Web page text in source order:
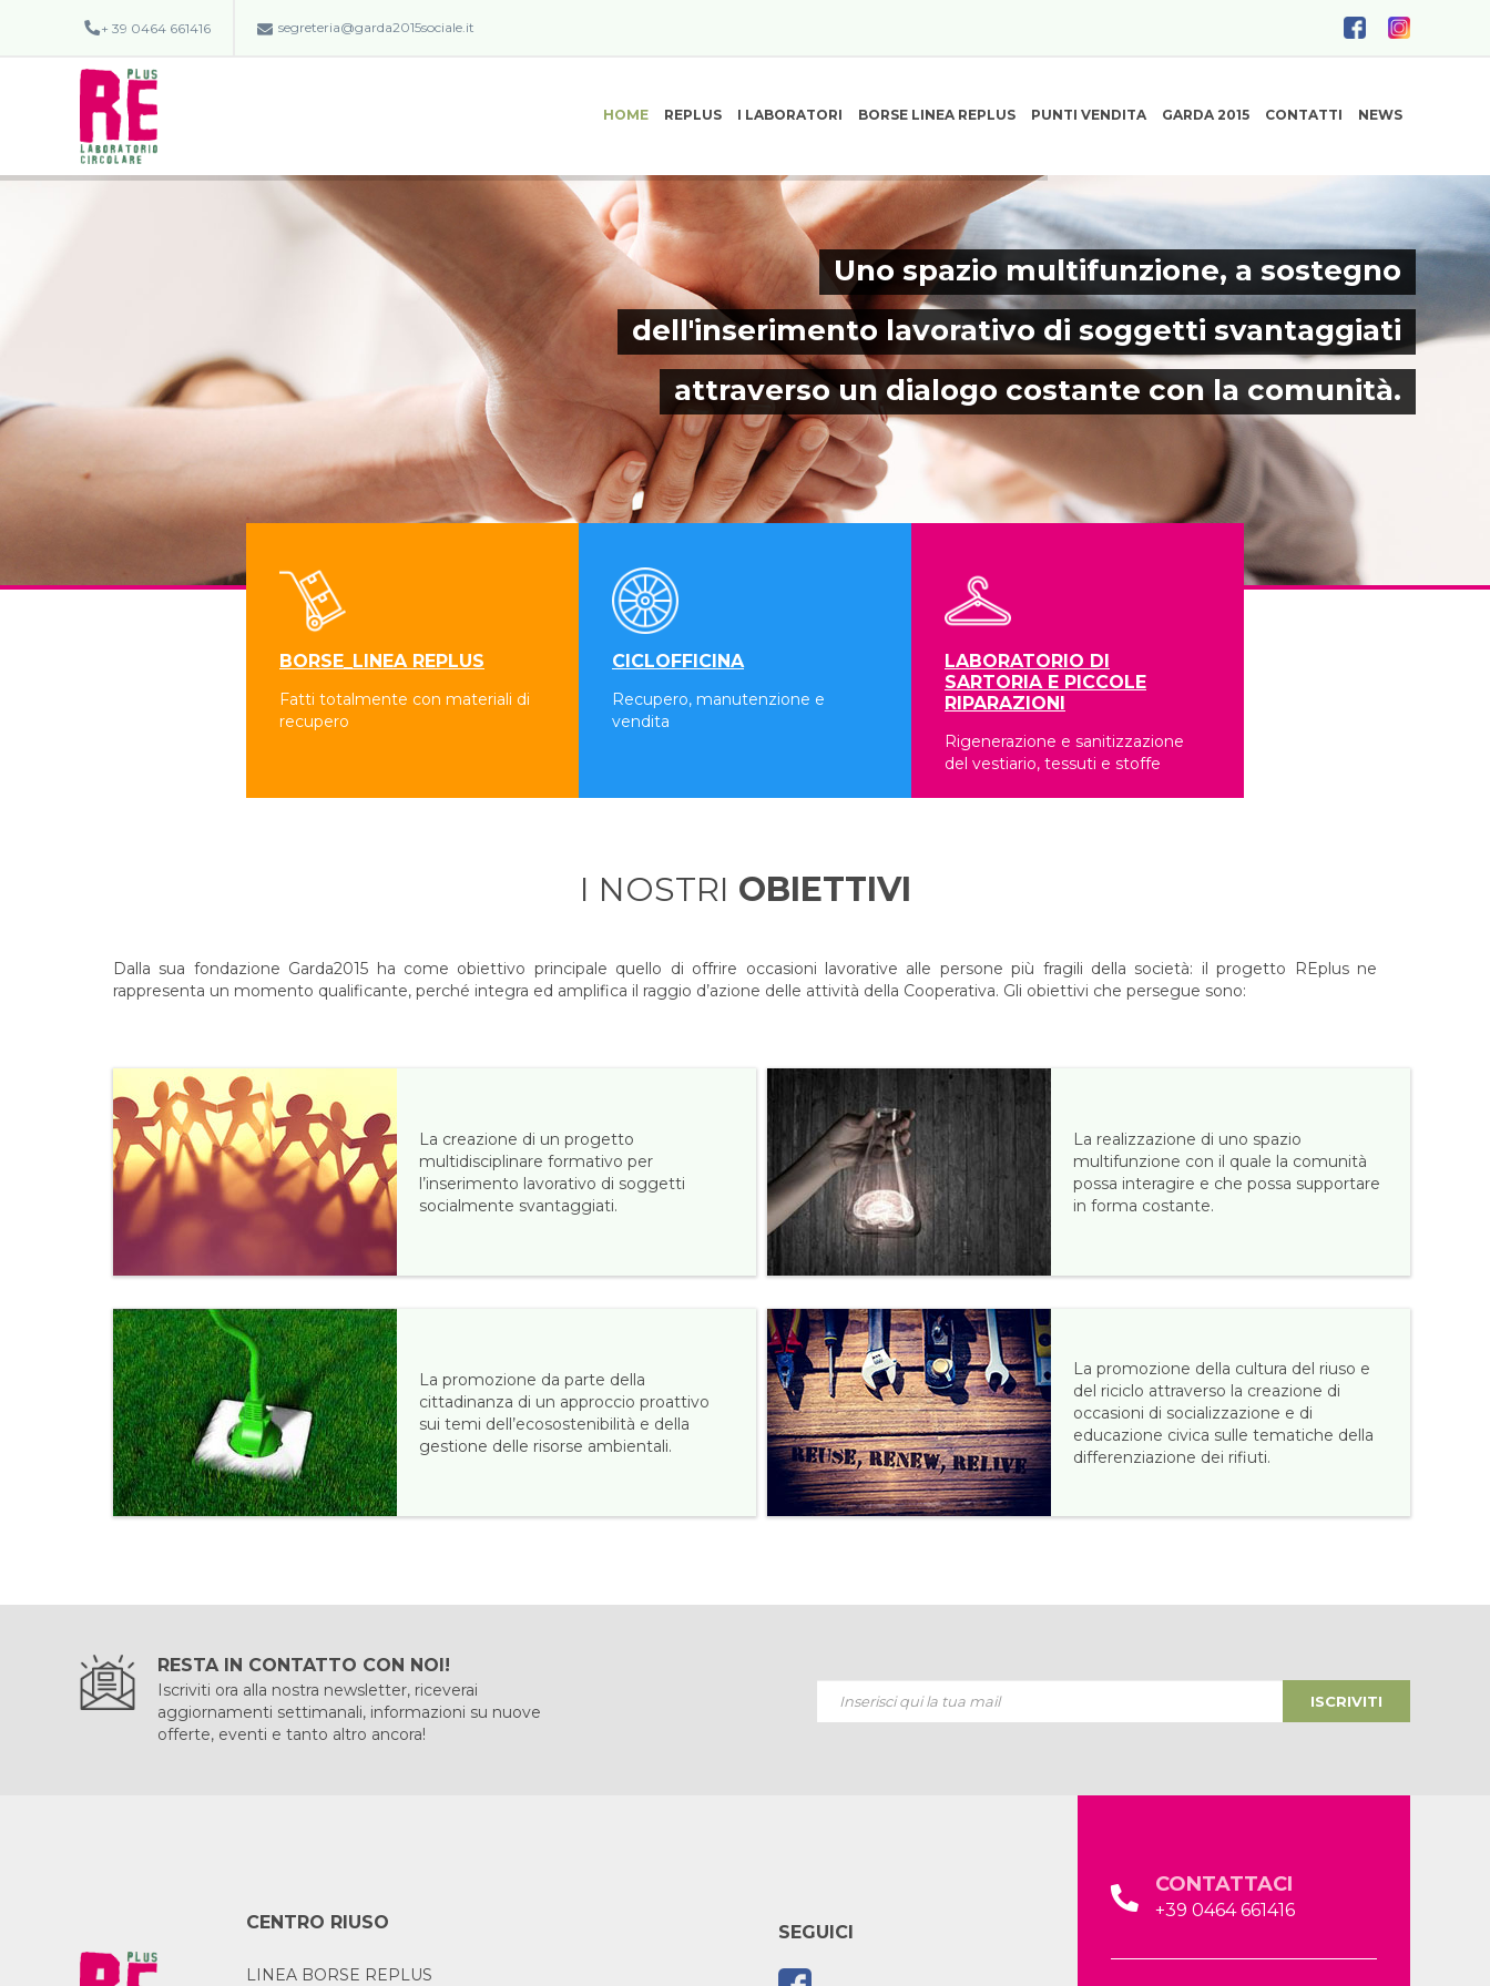
+ 39 0464 661416 segreteria@garda2015sociale.it
HOME REPLUS I LABORATORI BORSE LINEA REPLUS PUNTI VENDITA GARDA 2015 CONTATTI NEWS
Uno spazio multifunzione, a sostegno
dell'inserimento lavorativo di soggetti svantaggiati
attraverso un dialogo costante con la comunità.
BORSE_LINEA REPLUS
Fatti totalmente con materiali di
recupero
CICLOFFICINA
Recupero, manutenzione e
vendita
LABORATORIO DI
SARTORIA E PICCOLE
RIPARAZIONI
Rigenerazione e sanitizzazione
del vestiario, tessuti e stoffe
I NOSTRI OBIETTIVI
Dalla sua fondazione Garda2015 ha come obiettivo principale quello di offrire occasioni lavorative alle persone più fragili della società: il progetto REplus ne
rappresenta un momento qualificante, perché integra ed amplifica il raggio d’azione delle attività della Cooperativa. Gli obiettivi che persegue sono:
La creazione di un progetto
multidisciplinare formativo per
l’inserimento lavorativo di soggetti
socialmente svantaggiati.
La promozione da parte della
cittadinanza di un approccio proattivo
sui temi dell’ecosostenibilità e della
gestione delle risorse ambientali.
La realizzazione di uno spazio
multifunzione con il quale la comunità
possa interagire e che possa supportare
in forma costante.
La promozione della cultura del riuso e
del riciclo attraverso la creazione di
occasioni di socializzazione e di
educazione civica sulle tematiche della
differenziazione dei rifiuti.
RESTA IN CONTATTO CON NOI!
Iscriviti ora alla nostra newsletter, riceverai
aggiornamenti settimanali, informazioni su nuove
offerte, eventi e tanto altro ancora!
ISCRIVITI
CENTRO RIUSO
LINEA BORSE REPLUS
SEGUICI
CONTATTACI
+39 0464 661416